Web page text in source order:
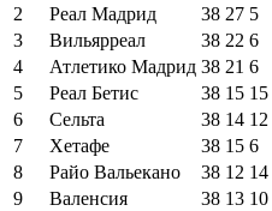
2
Реал Мадрид 38 27 5
3
Вильярреал 38 22 6
4
Атлетико Мадрид 38 21 6
5
Реал Бетис 38 15 15
6
Сельта 38 14 12
7
Хетафе 38 15 6
8
Райо Вальекано 38 12 14
9
Валенсия 38 13 10